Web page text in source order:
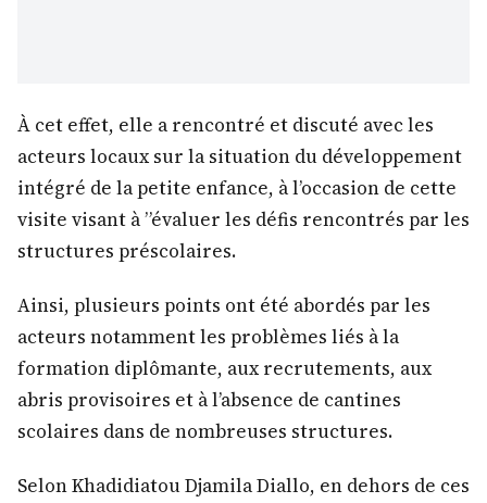
À cet effet, elle a rencontré et discuté avec les
acteurs locaux sur la situation du développement
intégré de la petite enfance, à l’occasion de cette
visite visant à ”évaluer les défis rencontrés par les
structures préscolaires.
Ainsi, plusieurs points ont été abordés par les
acteurs notamment les problèmes liés à la
formation diplômante, aux recrutements, aux
abris provisoires et à l’absence de cantines
scolaires dans de nombreuses structures.
Selon Khadidiatou Djamila Diallo, en dehors de ces